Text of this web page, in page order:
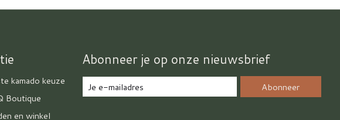
kamado keuze
Boutique
en winkel
Abonneer je op onze nieuwsbrief
Abonneer